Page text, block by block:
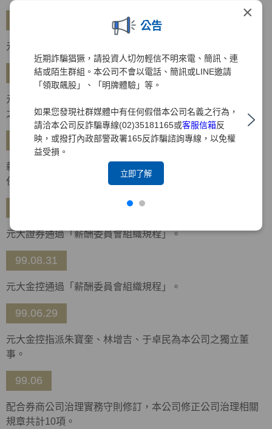
×
公告
近期詐騙猖獗，請投資人切勿輕信不明來電、簡訊、連
結或陌生群組。本公司不會以電話、簡訊或LINE邀請
「領取飆股」、「明牌體驗」等。
如果您發現社群媒體中有任何假借本公司名義之行為，
請洽本公司反詐騙專線(02)35181165或客服信箱反
映，或撥打內政部警政署165反詐騙諮詢專線，以免權
益受損。
立即了解
元大金控通過「企業社會責任政策及管理規則」。
99.10.26
元大金控通過「企業社會責任實務守則」，金控及所屬集團
之企業均適用。
99.10.14
薪酬委員會召開第一次會議，由于卓民、朱寶奎、林增吉擔
任委員，並推選于卓民獨立董事擔任召集人。
元大證券通過「薪酬委員會組織規程」。
99.08.31
元大金控通過「薪酬委員會組織規程」。
99.06.29
元大金控指派朱寶奎、林增吉、于卓民為本公司之獨立董
事。
99.06
配合券商公司治理實務守則修訂，本公司修正公司治理相關
規章共計10項。